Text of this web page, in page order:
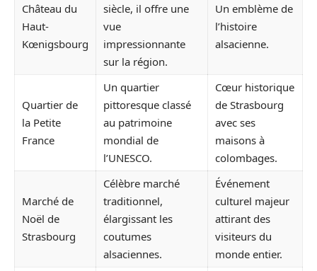
Château du
Haut-
Kœnigsbourg
siècle, il offre une
vue
impressionnante
sur la région.
Un emblème de
l’histoire
alsacienne.
Quartier de
la Petite
France
Un quartier
pittoresque classé
au patrimoine
mondial de
l’UNESCO.
Cœur historique
de Strasbourg
avec ses
maisons à
colombages.
Marché de
Noël de
Strasbourg
Célèbre marché
traditionnel,
élargissant les
coutumes
alsaciennes.
Événement
culturel majeur
attirant des
visiteurs du
monde entier.